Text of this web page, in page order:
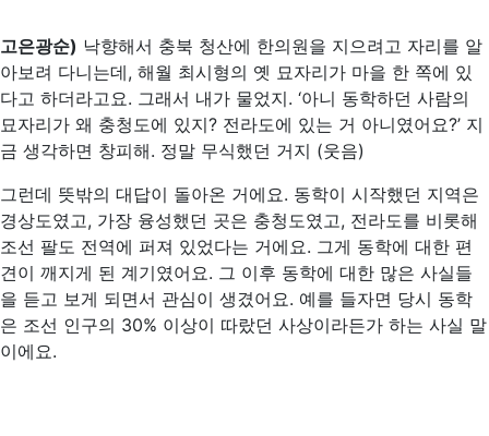
고은광순) 낙향해서 충북 청산에 한의원을 지으려고 자리를 알
아보려 다니는데, 해월 최시형의 옛 묘자리가 마을 한 쪽에 있
다고 하더라고요. 그래서 내가 물었지. ‘아니 동학하던 사람의
묘자리가 왜 충청도에 있지? 전라도에 있는 거 아니였어요?’ 지
금 생각하면 창피해. 정말 무식했던 거지 (웃음)
그런데 뜻밖의 대답이 돌아온 거에요. 동학이 시작했던 지역은
경상도였고, 가장 융성했던 곳은 충청도였고, 전라도를 비롯해
조선 팔도 전역에 퍼져 있었다는 거에요. 그게 동학에 대한 편
견이 깨지게 된 계기였어요. 그 이후 동학에 대한 많은 사실들
을 듣고 보게 되면서 관심이 생겼어요. 예를 들자면 당시 동학
은 조선 인구의 30% 이상이 따랐던 사상이라든가 하는 사실 말
이에요.